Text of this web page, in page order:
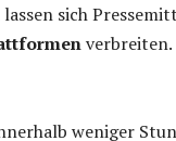
lassen sich
verbreiten.
weniger